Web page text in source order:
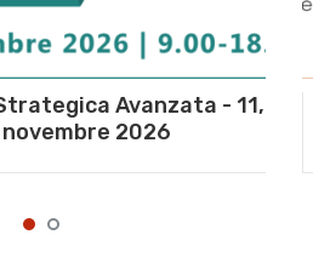
Avanzata - 11,
novembre 2026